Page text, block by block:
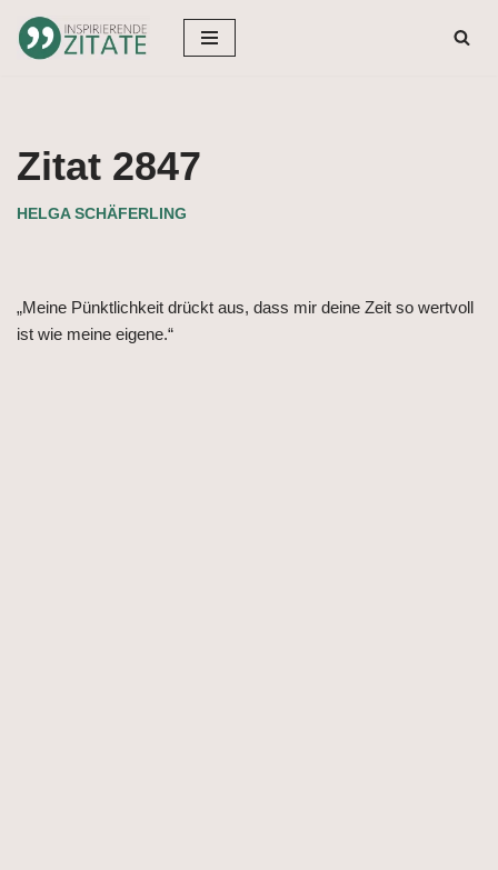
Zum
Zitat 2847
HELGA SCHÄFERLING
„Meine Pünktlichkeit drückt aus, dass mir deine Zeit so wertvoll
ist wie meine eigene.“